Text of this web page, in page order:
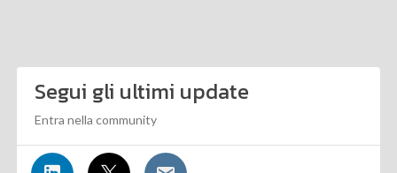
Segui gli ultimi update
Entra nella community